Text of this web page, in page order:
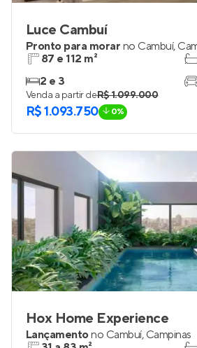
Luce Cambuí
Pronto para morar no Cambuí,
87 e 112 m²
2 e 3
Venda a partir deR$ 1.099.000
R$ 1.093.750 0%
Hox Home Experience
Lançamentono Cambuí, Campinas